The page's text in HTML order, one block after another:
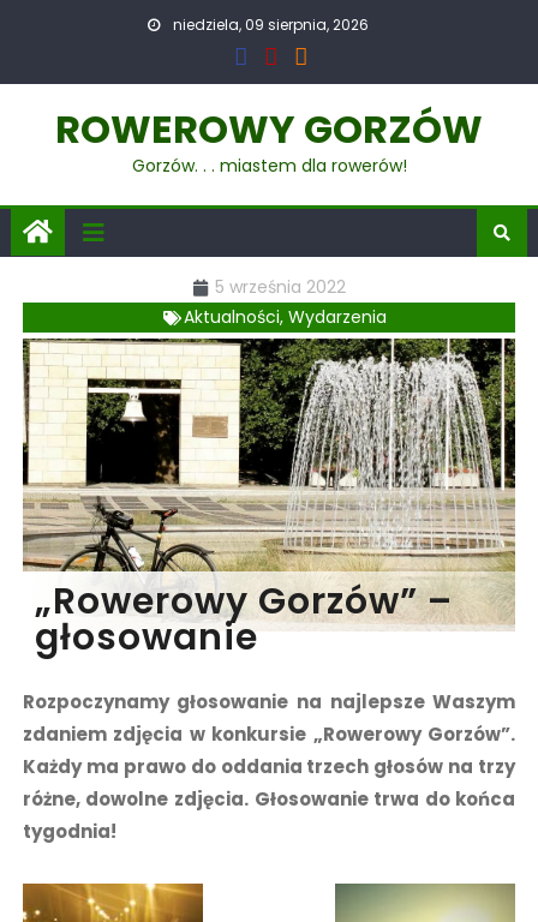
niedziela, 09 sierpnia, 2026
ROWEROWY GORZÓW
Gorzów. . . miastem dla rowerów!
5 września 2022
Aktualności, Wydarzenia
„Rowerowy Gorzów” –
głosowanie
Rozpoczynamy głosowanie na najlepsze Waszym
zdaniem zdjęcia w konkursie „Rowerowy Gorzów”.
Każdy ma prawo do oddania trzech głosów na trzy
różne, dowolne zdjęcia. Głosowanie trwa do końca
tygodnia!